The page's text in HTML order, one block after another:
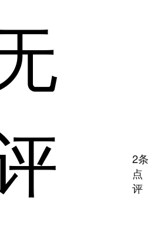
2条
点
评